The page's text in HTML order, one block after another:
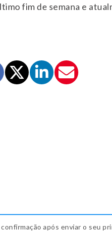
fim de semana e
após enviar o seu